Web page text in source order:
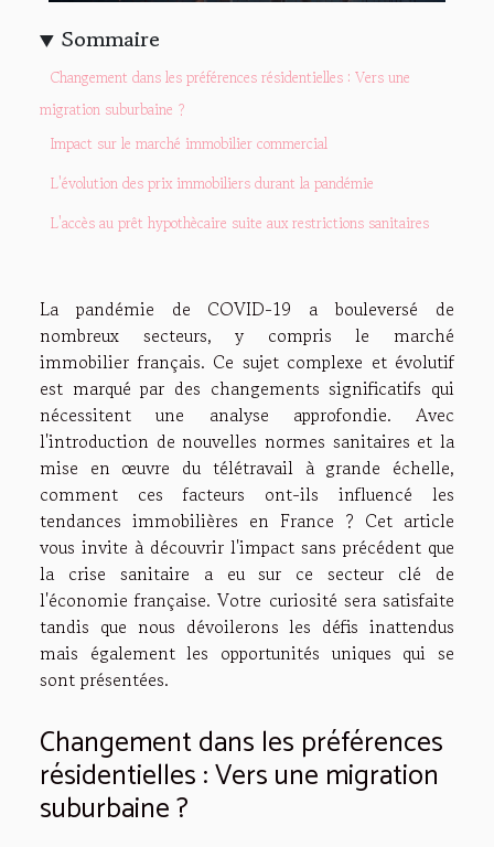
Sommaire
Changement dans les préférences résidentielles : Vers une
migration suburbaine ?
Impact sur le marché immobilier commercial
L'évolution des prix immobiliers durant la pandémie
L'accès au prêt hypothècaire suite aux restrictions sanitaires
La pandémie de COVID-19 a bouleversé de
nombreux secteurs, y compris le marché
immobilier français. Ce sujet complexe et évolutif
est marqué par des changements significatifs qui
nécessitent une analyse approfondie. Avec
l'introduction de nouvelles normes sanitaires et la
mise en œuvre du télétravail à grande échelle,
comment ces facteurs ont-ils influencé les
tendances immobilières en France ? Cet article
vous invite à découvrir l'impact sans précédent que
la crise sanitaire a eu sur ce secteur clé de
l'économie française. Votre curiosité sera satisfaite
tandis que nous dévoilerons les défis inattendus
mais également les opportunités uniques qui se
sont présentées.
Changement dans les préférences
résidentielles : Vers une migration
suburbaine ?